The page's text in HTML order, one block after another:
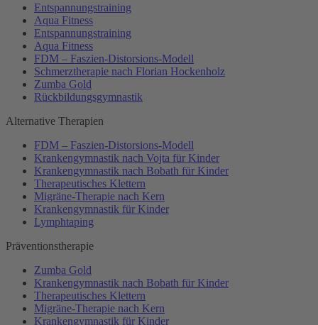
Entspannungstraining
Aqua Fitness
Entspannungstraining
Aqua Fitness
FDM – Faszien-Distorsions-Modell
Schmerztherapie nach Florian Hockenholz
Zumba Gold
Rückbildungsgymnastik
Alternative Therapien
FDM – Faszien-Distorsions-Modell
Krankengymnastik nach Vojta für Kinder
Krankengymnastik nach Bobath für Kinder
Therapeutisches Klettern
Migräne-Therapie nach Kern
Krankengymnastik für Kinder
Lymphtaping
Präventionstherapie
Zumba Gold
Krankengymnastik nach Bobath für Kinder
Therapeutisches Klettern
Migräne-Therapie nach Kern
Krankengymnastik für Kinder